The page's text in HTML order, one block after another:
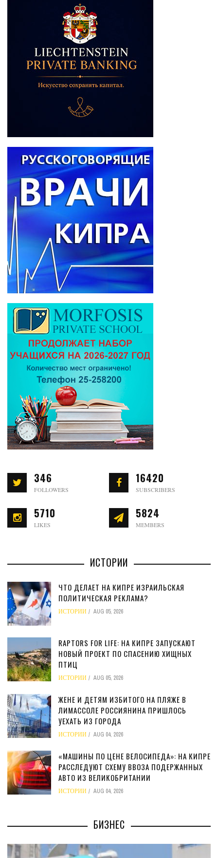
346
FOLLOWERS
16420
SUBSCRIBERS
5710
LIKES
5824
MEMBERS
ИСТОРИИ
ЧТО ДЕЛАЕТ НА КИПРЕ ИЗРАИЛЬСКАЯ
ПОЛИТИЧЕСКАЯ РЕКЛАМА?
ИСТОРИИ AUG 05, 2026
RAPTORS FOR LIFE: НА КИПРЕ ЗАПУСКАЮТ
НОВЫЙ ПРОЕКТ ПО СПАСЕНИЮ ХИЩНЫХ
ПТИЦ
ИСТОРИИ AUG 05, 2026
ЖЕНЕ И ДЕТЯМ ИЗБИТОГО НА ПЛЯЖЕ В
ЛИМАССОЛЕ РОССИЯНИНА ПРИШЛОСЬ
УЕХАТЬ ИЗ ГОРОДА
ИСТОРИИ AUG 04, 2026
«МАШИНЫ ПО ЦЕНЕ ВЕЛОСИПЕДА»: НА КИПРЕ
РАССЛЕДУЮТ СХЕМУ ВВОЗА ПОДЕРЖАННЫХ
АВТО ИЗ ВЕЛИКОБРИТАНИИ
ИСТОРИИ AUG 04, 2026
БИЗНЕС